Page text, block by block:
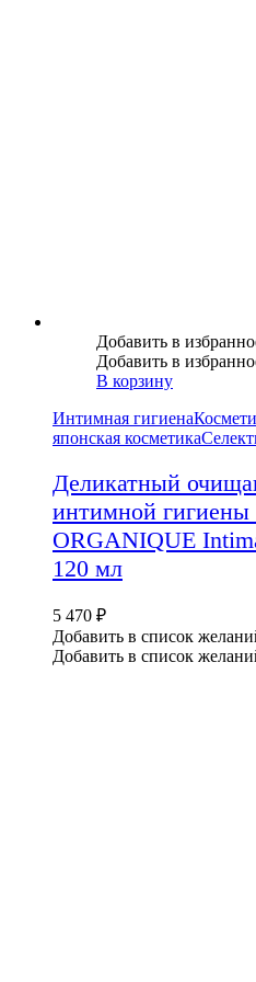
Добавить в
Добавить в
В корзину
Интимная гигиена
японская косметика
Деликатный
интимной
ORGANIQUE
120 мл
5 470 ₽
Добавить в список
Добавить в список